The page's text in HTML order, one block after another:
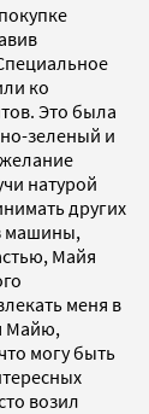
ко
Это была
зеленый и
натурой
других
машины,
Майя
меня в
Майю,
могу быть
возил